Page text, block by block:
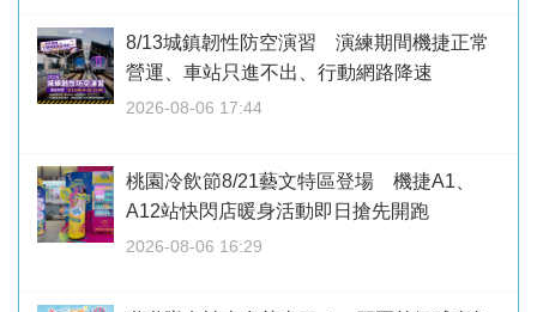
8/13城鎮韌性防空演習 演練期間機捷正常
營運、車站只進不出、行動網路降速
2026-08-06 17:44
桃園冷飲節8/21藝文特區登場 機捷A1、
A12站快閃店暖身活動即日搶先開跑
2026-08-06 16:29